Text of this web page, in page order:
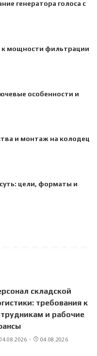
генератора голоса с
к мощности фильтрации
особенности и
и монтаж на колодец
цели, форматы и
складской
требования к
и рабочие
04.08.2026